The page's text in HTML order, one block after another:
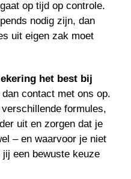
op tijd op controle.
nodig zijn, dan
uit eigen zak moet
het best bij
dan contact met ons op.
formules,
uit en zorgen dat je
– en waarvoor je niet
een bewuste keuze